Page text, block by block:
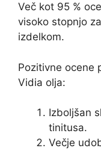
Več kot 95 %
visoko stopnjo
izdelkom.
Pozitivne ocene
Vidia olja:
Izboljšan
tinitusa.
Večje